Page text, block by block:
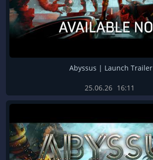
Abyssus | Launch Trailer
25.06.26 16:11